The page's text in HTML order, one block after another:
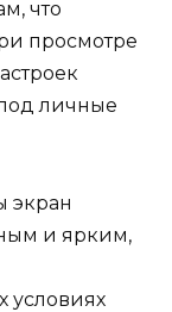
что
просмотре
личные
экран
и ярким,
условиях